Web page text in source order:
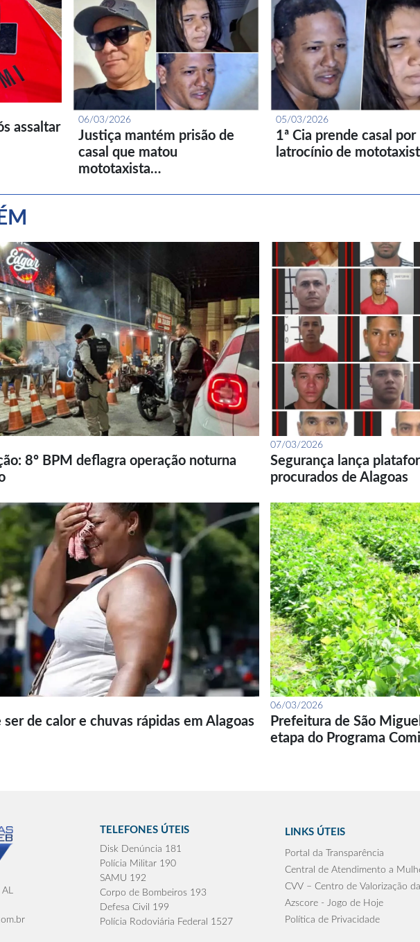
assaltar
06/03/2026
Justiça mantém prisão de
casal que matou
mototaxista…
05/03/2026
1ª Cia prende casal por
latrocínio de
8º BPM deflagra operação noturna
07/03/2026
Segurança lança
procurados de Alagoas
ser de calor e chuvas rápidas em Alagoas
06/03/2026
Prefeitura de São
etapa do Programa
AL
TELEFONES ÚTEIS
Disk Denúncia 181
Polícia Militar 190
SAMU 192
Corpo de Bombeiros 193
Defesa Civil 199
Polícia Rodoviária Federal 1527
LINKS ÚTEIS
Portal da Transparência
Central de Atendimento a
CVV – Centro de Valorização
Azscore - Jogo de Hoje
Política de Privacidade